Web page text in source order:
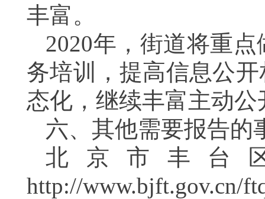
丰富。
2020年，街道将重
务培训，提高信息公
态化，继续丰富主动
六、其他需要报告的
北京市丰台
http://www.bjft.gov.cn/